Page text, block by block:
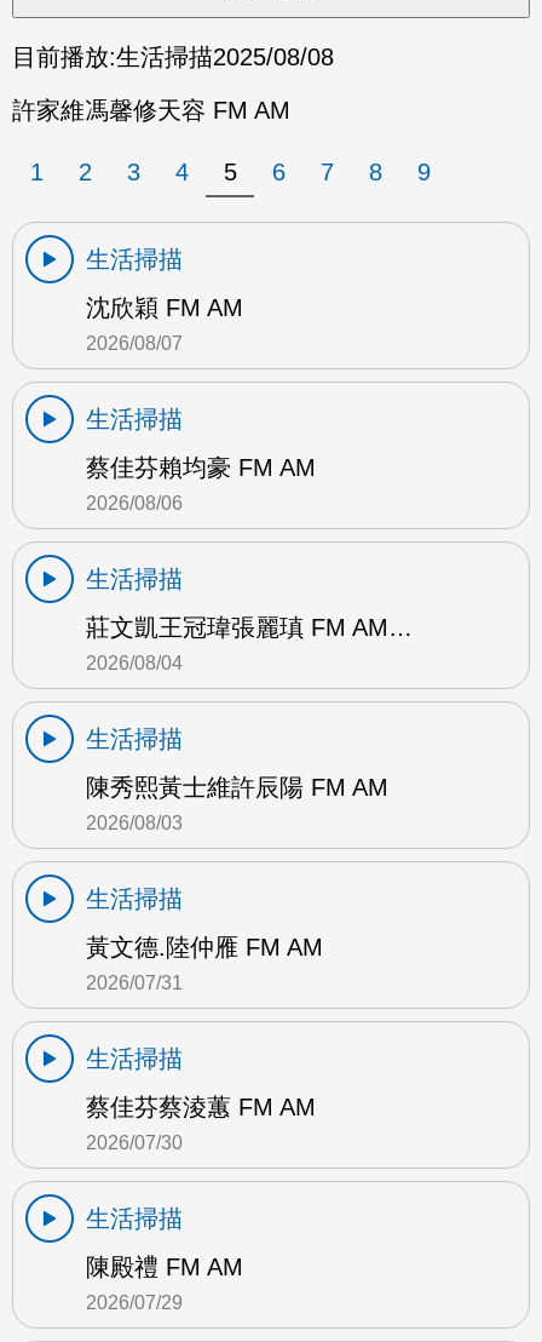
目前播放:生活掃描2025/08/08
許家維馮馨修天容 FM AM
1 2 3 4 5 6 7 8 9
生活掃描
沈欣穎 FM AM
2026/08/07
生活掃描
蔡佳芬賴均豪 FM AM
2026/08/06
生活掃描
莊文凱王冠瑋張麗瑱 FM AM…
2026/08/04
生活掃描
陳秀熙黃士維許辰陽 FM AM
2026/08/03
生活掃描
黃文德.陸仲雁 FM AM
2026/07/31
生活掃描
蔡佳芬蔡淩蕙 FM AM
2026/07/30
生活掃描
陳殿禮 FM AM
2026/07/29